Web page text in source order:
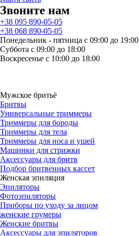
Звоните нам
+38 095 890-05-05
+38 068 890-05-05
Понедельник - пятница с 09:00 до 19:00
Суббота с 09:00 до 18:00
Воскресенье с 10:00 до 18:00
Мужское бритьё
Бритвы
Универсальные триммеры
Триммеры для бороды
Триммеры для тела
Триммеры для носа и ушей
Машинки для стрижки
Аксессуары для бритв
Подбор бритвенных кассет
Женская эпиляция
Эпиляторы
Фотоэпиляторы
Приборы по уходу за лицом
женские грумеры
Женские бритвы
Аксессуары для эпиляторов